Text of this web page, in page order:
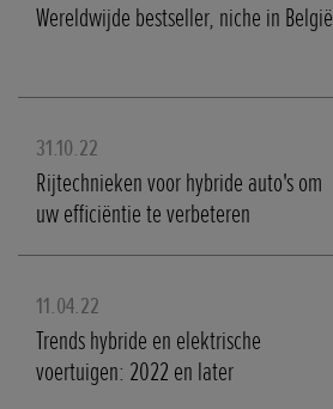
Wereldwijde bestseller, niche in België
31.10.22
Rijtechnieken voor hybride auto's om
uw efficiëntie te verbeteren
11.04.22
Trends hybride en elektrische
voertuigen: 2022 en later